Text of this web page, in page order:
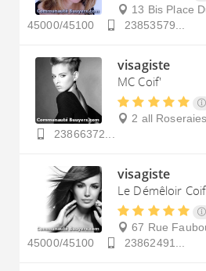
13 Bis Place
45000/45100
23853579...
visagiste
MC Coif'
2 all Roseraies
23866372...
visagiste
Le Démêloir
67 Rue
45000/45100
23862491...